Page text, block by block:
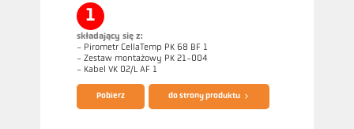
1
składający się z:
- Pirometr CellaTemp PK 68 BF 1
- Zestaw montażowy PK 21-004
- Kabel VK 02/L AF 1
Broszura CellaTemp PK PKF PKL Questionnaire Radiation Pyrometers
Pobierz do strony produktu